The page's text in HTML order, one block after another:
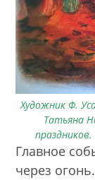
Художник Ф.
Татьяна
Главное
через